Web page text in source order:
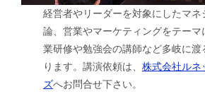
経営者やリーダーを対象にしたマネ
論、営業やマーケティングをテーマ
業研修や勉強会の講師など多岐に渡
ります。講演依頼は、株式会社ルネ
ズへお問合せ下さい。